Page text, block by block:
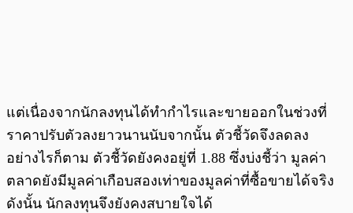
แต่เนื่องจากนักลงทุนได้ทำกำไรและขายออกในช่วงที่
ราคาปรับตัวลงยาวนานนับจากนั้น ตัวชี้วัดจึงลดลง
อย่างไรก็ตาม ตัวชี้วัดยังคงอยู่ที่ 1.88 ซึ่งบ่งชี้ว่า มูลค่า
ตลาดยังมีมูลค่าเกือบสองเท่าของมูลค่าที่ซื้อขายได้จริง
ดังนั้น นักลงทุนจึงยังคงสบายใจได้